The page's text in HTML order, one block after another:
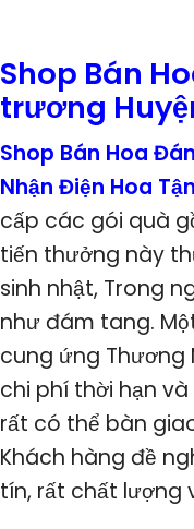
Shop Bán
trương
Shop Bán Hoa
Nhận Điện Hoa
cấp các gói quà
tiến thưởng này
sinh nhật, Trong
như đám tang.
cung ứng Thương
chi phí thời hạn
rất có thể bàn
Khách hàng đề
tín, rất chất lượng